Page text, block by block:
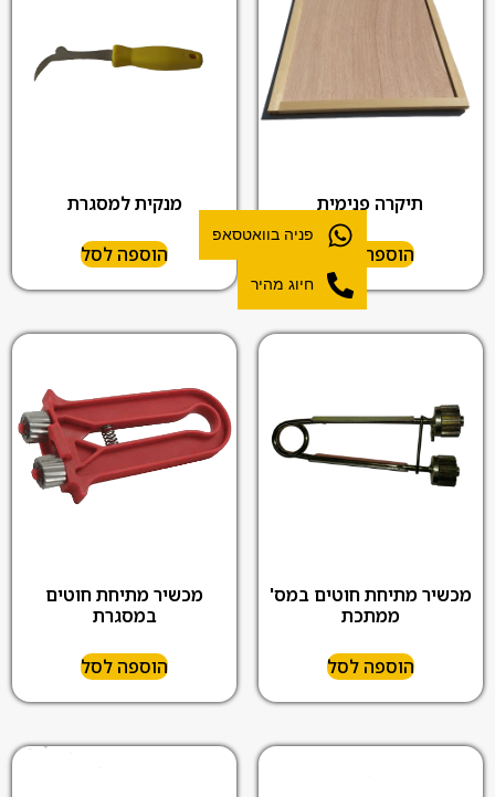
תיקרה פנימית
הוספה לסל
מנקית למסגרת
הוספה לסל
מכשיר מתיחת חוטים במס'
ממתכת
הוספה לסל
מכשיר מתיחת חוטים
במסגרת
הוספה לסל
פניה בוואטסאפ
חיוג מהיר